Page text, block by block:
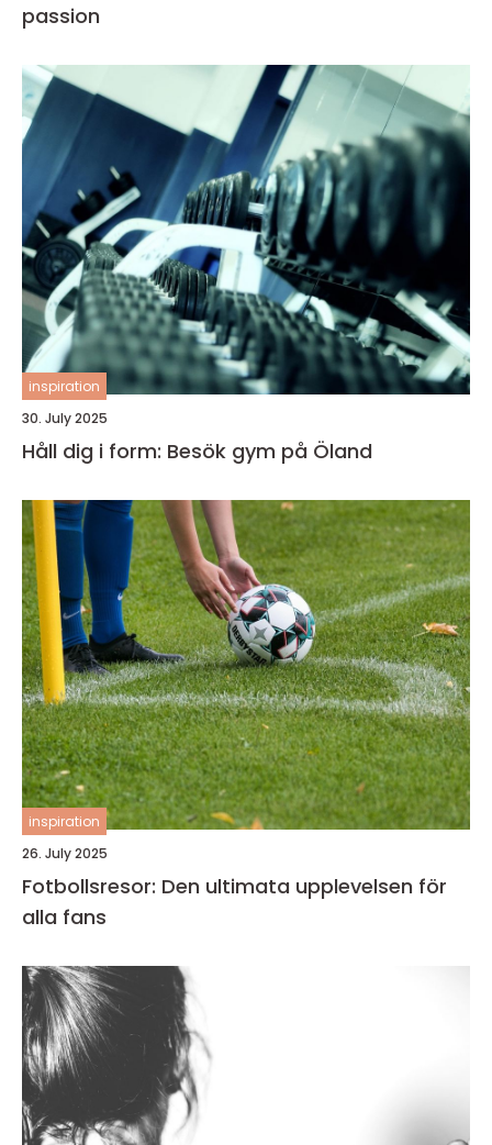
passion
inspiration
30. July 2025
Håll dig i form: Besök gym på Öland
inspiration
26. July 2025
Fotbollsresor: Den ultimata upplevelsen för
alla fans